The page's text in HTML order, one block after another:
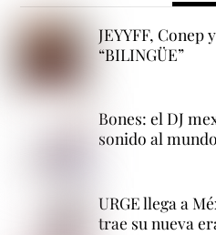
JEYYFF, Conep
“BILINGÜE”
Bones: el DJ
sonido al mundo
URGE llega a
trae su nueva